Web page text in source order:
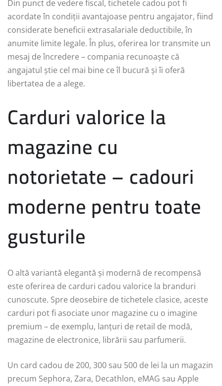
Din punct de vedere fiscal, tichetele cadou pot fi
acordate în condiții avantajoase pentru angajator, fiind
considerate beneficii extrasalariale deductibile, în
anumite limite legale. În plus, oferirea lor transmite un
mesaj de încredere – compania recunoaște că
angajatul știe cel mai bine ce îl bucură și îi oferă
libertatea de a alege.
Carduri valorice la
magazine cu
notorietate – cadouri
moderne pentru toate
gusturile
O altă variantă elegantă și modernă de recompensă
este oferirea de carduri cadou valorice la branduri
cunoscute. Spre deosebire de tichetele clasice, aceste
carduri pot fi asociate unor magazine cu o imagine
premium – de exemplu, lanțuri de retail de modă,
magazine de electronice, librării sau parfumerii.
Un card cadou de 200, 300 sau 500 de lei la un magazin
precum Sephora, Zara, Decathlon, eMAG sau Apple